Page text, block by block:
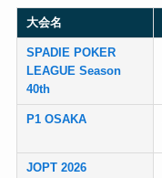
大会名
SPADIE POKER
LEAGUE Season
40th
P1 OSAKA
JOPT 2026